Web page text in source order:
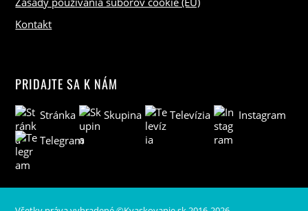
Kontakt
PRIDAJTE SA K NÁM
Stránka Skupina Televízia
Instagram
Telegram